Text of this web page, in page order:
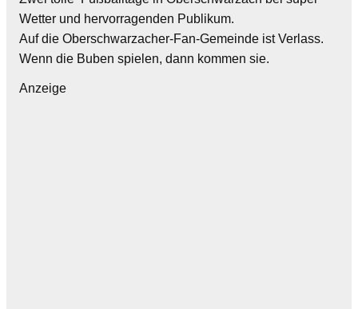
Wetter und hervorragenden Publikum.
Auf die Oberschwarzacher-Fan-Gemeinde ist Verlass.
Wenn die Buben spielen, dann kommen sie.
Anzeige